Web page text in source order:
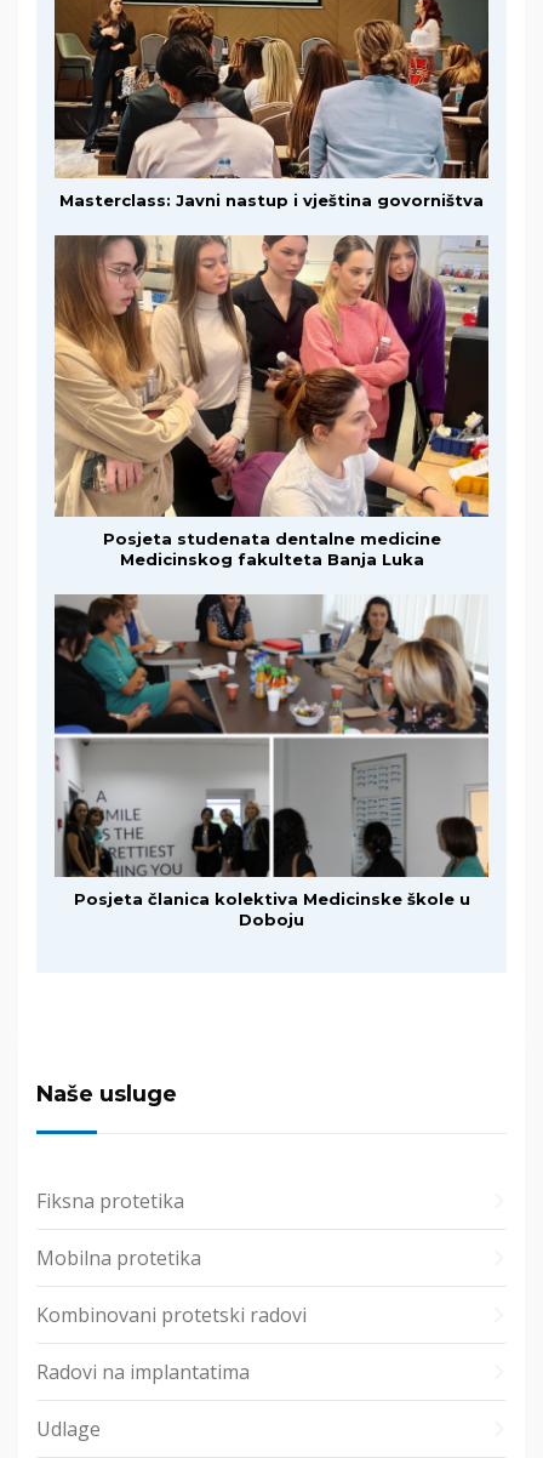
Masterclass: Javni nastup i vještina govorništva
Posjeta studenata dentalne medicine
Medicinskog fakulteta Banja Luka
Posjeta članica kolektiva Medicinske škole u
Doboju
Naše usluge
Fiksna protetika
Mobilna protetika
Kombinovani protetski radovi
Radovi na implantatima
Udlage